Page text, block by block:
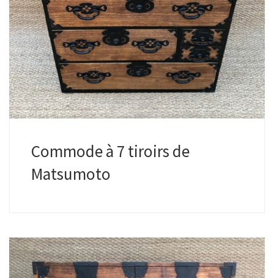
Commode à 7 tiroirs de
Matsumoto